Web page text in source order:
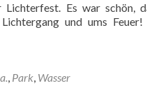
Es war schön,
und ums
, Park, Wasser